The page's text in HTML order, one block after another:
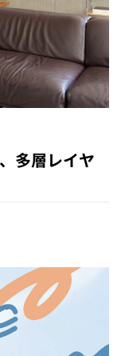
多層レイヤ